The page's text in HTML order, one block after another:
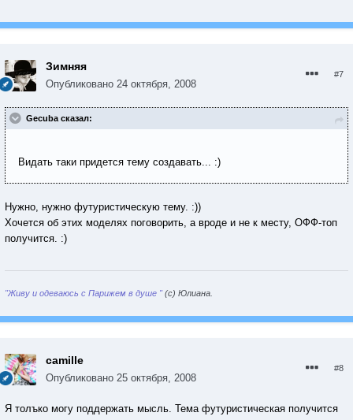
Зимняя
Опубликовано 24 октября, 2008
#7
Gecuba сказал:
Видать таки придется тему создавать... :)
Нужно, нужно футуристическую тему. :))
Хочется об этих моделях поговорить, а вроде и не к месту, ОФФ-топ
получится. :)
"Живу и одеваюсь с Парижем в душе "(с) Юлиана.
camille
Опубликовано 25 октября, 2008
#8
Я толъко могу поддержать мысль. Тема футуристическая получится